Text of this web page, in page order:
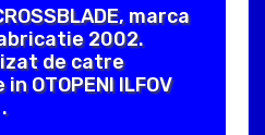
marca
2002.
de catre
OTOPENI ILFOV